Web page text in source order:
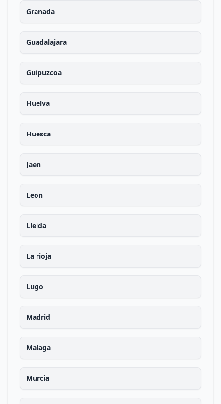
Granada
Guadalajara
Guipuzcoa
Huelva
Huesca
Jaen
Leon
Lleida
La rioja
Lugo
Madrid
Malaga
Murcia